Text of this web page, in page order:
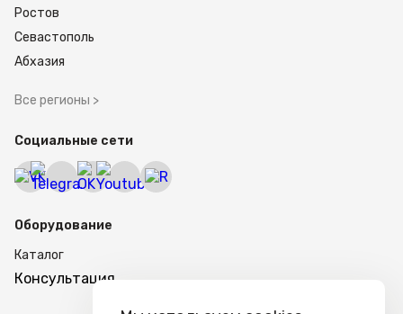
Ростов
Севастополь
Абхазия
Все регионы >
Социальные сети
Оборудование
Каталог
Консультация